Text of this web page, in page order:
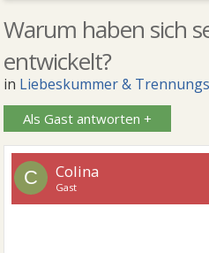
Warum haben sich
entwickelt?
in Liebeskummer &
Als Gast antworten +
C Colina
Gast